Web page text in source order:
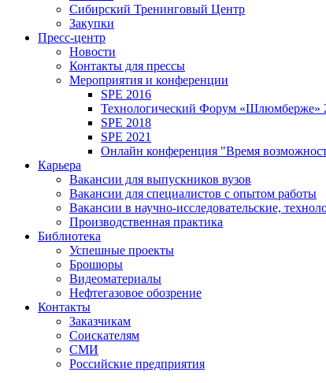
Сибирский Тренинговый Центр
Закупки
Пресс-центр
Новости
Контакты для прессы
Мероприятия и конференции
SPE 2016
Технологический Форум «Шлюмберже»
SPE 2018
SPE 2021
Онлайн конференция "Время
Карьера
Вакансии для выпускников вузов
Вакансии для специалистов с опытом работы
Вакансии в научно-исследовательские,
Производственная практика
Библиотека
Успешные проекты
Брошюры
Видеоматериалы
Нефтегазовое обозрение
Контакты
Заказчикам
Соискателям
СМИ
Российские предприятия